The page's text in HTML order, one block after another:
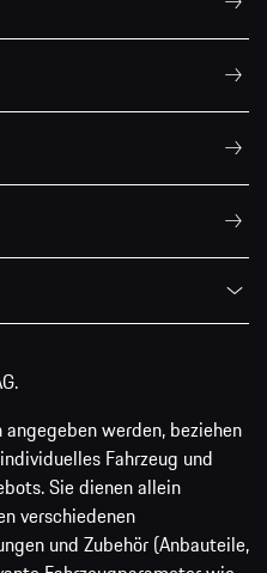
werden, beziehen
Fahrzeug und
Sie dienen allein
verschiedenen
und Zubehör (Anbauteile,